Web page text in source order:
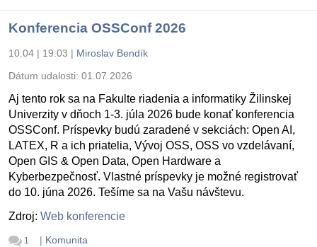
Konferencia OSSConf 2026
10.04 | 19:03 | Miroslav Bendík
Dátum udalosti: 01.07.2026
Aj tento rok sa na Fakulte riadenia a informatiky Žilinskej
Univerzity v dňoch 1-3. júla 2026 bude konať konferencia
OSSConf. Príspevky budú zaradené v sekciách: Open AI,
LATEX, R a ich priatelia, Vývoj OSS, OSS vo vzdelávaní,
Open GIS & Open Data, Open Hardware a
Kyberbezpečnosť. Vlastné príspevky je možné registrovať
do 10. júna 2026. Tešíme sa na Vašu návštevu.
Zdroj: Web konferencie
1 | Komunita